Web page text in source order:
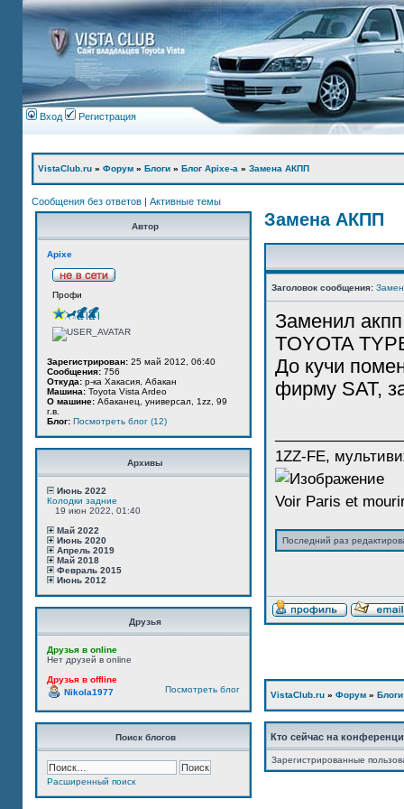
Вход Регистрация
VistaClub.ru » Форум » Блоги » Блог Apixe-а » Замена АКПП
Сообщения без ответов | Активные темы
Автор
Apixe
Профи
Зарегистрирован: 25 май 2012, 06:40
Сообщения: 756
Откуда: р-ка Хакасия, Абакан
Машина: Toyota Vista Ardeo
О машине: Абаканец, универсал, 1zz, 99
г.в.
Блог: Посмотреть блог (12)
Архивы
Июнь 2022
Колодки задние
19 июн 2022, 01:40
Май 2022
Июнь 2020
Апрель 2019
Май 2018
Февраль 2015
Июнь 2012
Друзья
Друзья в online
Нет друзей в online
Друзья в offline
Посмотреть блог
Nikola1977
Поиск блогов
Расширенный поиск
Замена АКПП
Заголовок сообщения:
Заменил
TOYOTA
До кучи
фирму SAT,
1ZZ-FE,
Voir Paris et
Последний раз
VistaClub.ru » Форум » Блоги
Кто сейчас на
Зарегистрированные